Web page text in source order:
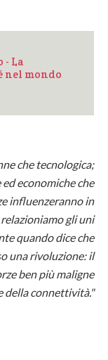
- La
nel mondo
che tecnologica;
economiche che
influenzeranno in
gli uni
quando dice che
una rivoluzione: il
ben più maligne
della connettività."